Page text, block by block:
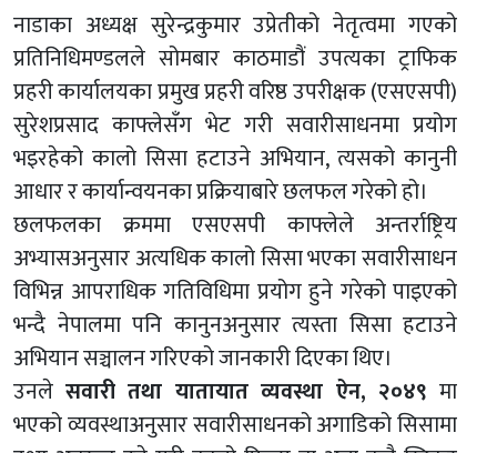
नाडाका अध्यक्ष सुरेन्द्रकुमार उप्रेतीको नेतृत्वमा गएको
प्रतिनिधिमण्डलले सोमबार काठमाडौं उपत्यका ट्राफिक
प्रहरी कार्यालयका प्रमुख प्रहरी वरिष्ठ उपरीक्षक (एसएसपी)
सुरेशप्रसाद काफ्लेसँग भेट गरी सवारीसाधनमा प्रयोग
भइरहेको कालो सिसा हटाउने अभियान, त्यसको कानुनी
आधार र कार्यान्वयनका प्रक्रियाबारे छलफल गरेको हो।
छलफलका क्रममा एसएसपी काफ्लेले अन्तर्राष्ट्रिय
अभ्यासअनुसार अत्यधिक कालो सिसा भएका सवारीसाधन
विभिन्न आपराधिक गतिविधिमा प्रयोग हुने गरेको पाइएको
भन्दै नेपालमा पनि कानुनअनुसार त्यस्ता सिसा हटाउने
अभियान सञ्चालन गरिएको जानकारी दिएका थिए।
उनले सवारी तथा यातायात व्यवस्था ऐन, २०४९ मा
भएको व्यवस्थाअनुसार सवारीसाधनको अगाडिको सिसामा